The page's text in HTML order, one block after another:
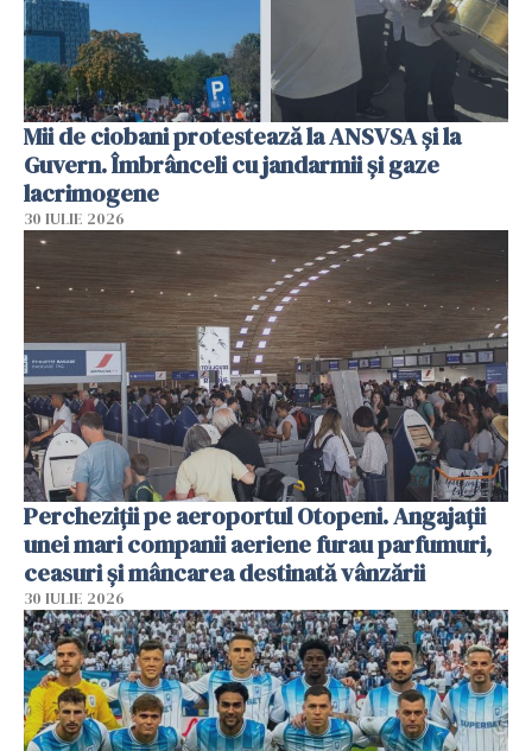
Mii de ciobani protestează la ANSVSA și la
Guvern. Îmbrânceli cu jandarmii și gaze
lacrimogene
30 IULIE 2026
Percheziții pe aeroportul Otopeni. Angajații
unei mari companii aeriene furau parfumuri,
ceasuri și mâncarea destinată vânzării
30 IULIE 2026